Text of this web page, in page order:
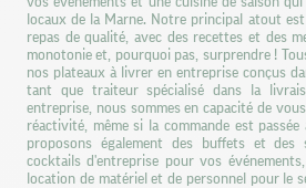
locaux de la Marne. Notre principal atout
repas de qualité, avec des recettes et des
monotonie et, pourquoi pas, surprendre !
nos plateaux à livrer en entreprise conçus
tant que traiteur spécialisé dans la
entreprise, nous sommes en capacité de
réactivité, même si la commande est
proposons également des buffets et
cocktails d'entreprise pour vos
location de matériel et de personnel pour le